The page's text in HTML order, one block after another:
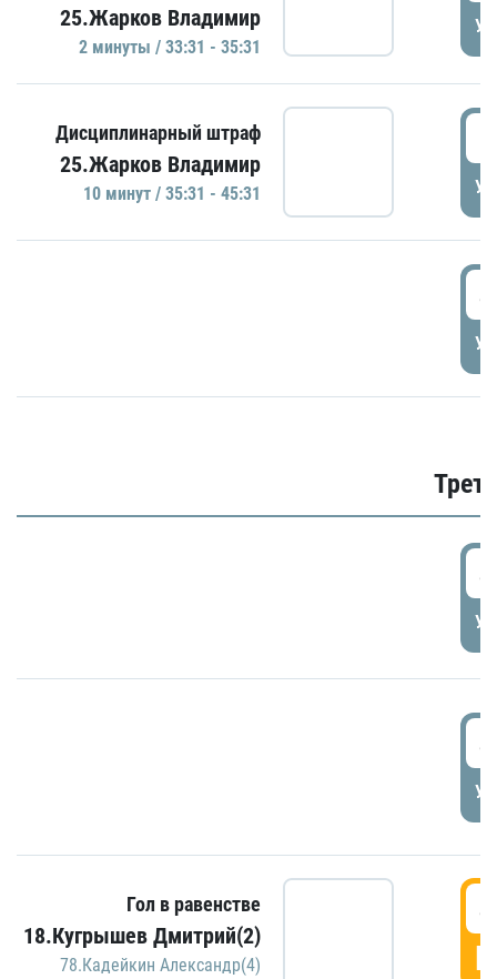
25.Жарков Владимир
2 минуты / 33:31 - 35:31
Дисциплинарный штраф
25.Жарков Владимир
10 минут / 35:31 - 45:31
Гол в равенстве
18.Кугрышев Дмитрий(2)
78.Кадейкин Александр(4)